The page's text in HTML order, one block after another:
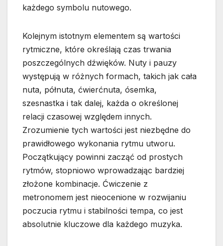
każdego symbolu nutowego.
Kolejnym istotnym elementem są wartości
rytmiczne, które określają czas trwania
poszczególnych dźwięków. Nuty i pauzy
występują w różnych formach, takich jak cała
nuta, półnuta, ćwierćnuta, ósemka,
szesnastka i tak dalej, każda o określonej
relacji czasowej względem innych.
Zrozumienie tych wartości jest niezbędne do
prawidłowego wykonania rytmu utworu.
Początkujący powinni zacząć od prostych
rytmów, stopniowo wprowadzając bardziej
złożone kombinacje. Ćwiczenie z
metronomem jest nieocenione w rozwijaniu
poczucia rytmu i stabilności tempa, co jest
absolutnie kluczowe dla każdego muzyka.